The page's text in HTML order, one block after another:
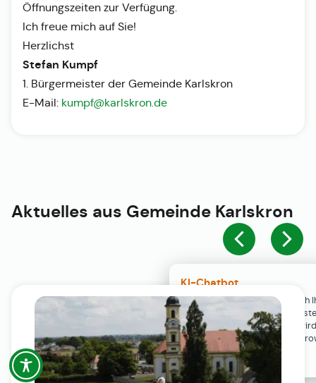
KI-Chatbot
Der KI-Chatbot steht erst nach
Einwilligung in den Cookie-
Verfügung. Der Chat-Verlauf
ausschließlich lokal in Ihrem
gespeichert.
Öffnungszeiten zur Verfügung.
Ich freue mich auf Sie!
Herzlichst
Stefan Kumpf
1. Bürgermeister der Gemeinde Karlskron
E-Mail: kumpf@karlskron.de
Aktuelles aus Gemeinde Karlskron